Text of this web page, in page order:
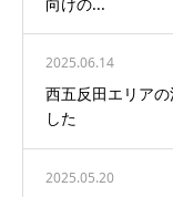
2025.06.14
西五反田エリア
した
2025.05.20